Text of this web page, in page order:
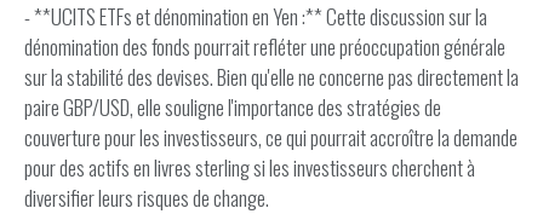
- **UCITS ETFs et dénomination en Yen :** Cette discussion sur la
dénomination des fonds pourrait refléter une préoccupation générale
sur la stabilité des devises. Bien qu'elle ne concerne pas directement la
paire GBP/USD, elle souligne l'importance des stratégies de
couverture pour les investisseurs, ce qui pourrait accroître la demande
pour des actifs en livres sterling si les investisseurs cherchent à
diversifier leurs risques de change.